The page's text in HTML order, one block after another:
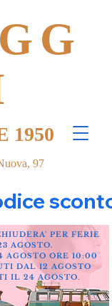
97
1950
PER FERIE
AGOSTO.
AGOSTO ORE 10:00
DAL 12 AGOSTO
IL 24 AGOSTO.